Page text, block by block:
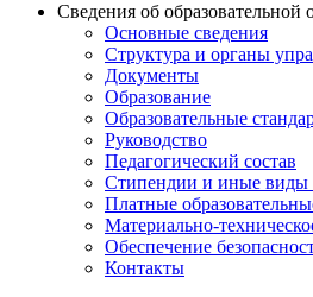
Сведения об образовательной
Основные сведения
Структура и органы
Документы
Образование
Образовательные
Руководство
Педагогический состав
Стипендии и иные виды
Платные
Материально-
Обеспечение
Контакты